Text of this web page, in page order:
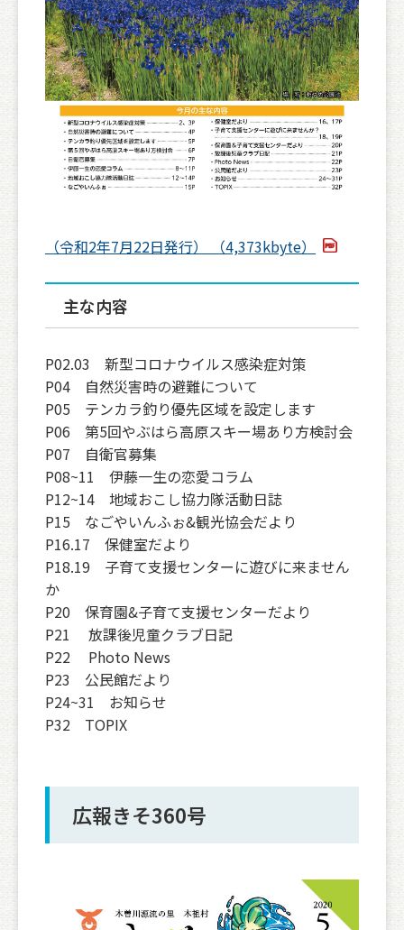
（令和2年7月22日発行） （4,373kbyte）
主な内容
P02.03 新型コロナウイルス感染症対策
P04 自然災害時の避難について
P05 テンカラ釣り優先区域を設定します
P06 第5回やぶはら高原スキー場あり方検討会
P07 自衛官募集
P08~11 伊藤一生の恋愛コラム
P12~14 地域おこし協力隊活動日誌
P15 なごやいんふぉ&観光協会だより
P16.17 保健室だより
P18.19 子育て支援センターに遊びに来ません
か
P20 保育園&子育て支援センターだより
P21 放課後児童クラブ日記
P22 Photo News
P23 公民館だより
P24~31 お知らせ
P32 TOPIX
広報きそ360号